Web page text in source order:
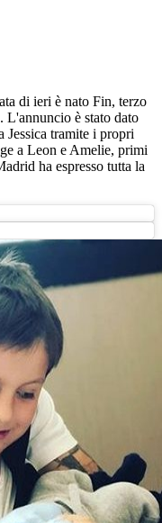
di ieri è nato Fin, terzo
L'annuncio è stato dato
Jessica tramite i propri
a Leon e Amelie, primi
ha espresso tutta la